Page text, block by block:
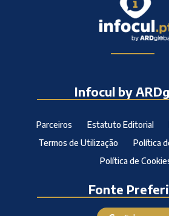
Infocul by
Parceiros Estatuto Editorial
Termos de Utilização
Política
Política de
Fonte